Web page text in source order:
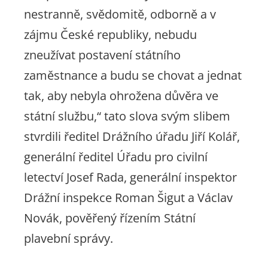
nestranně, svědomitě, odborně a v
zájmu České republiky, nebudu
zneužívat postavení státního
zaměstnance a budu se chovat a jednat
tak, aby nebyla ohrožena důvěra ve
státní službu,“tato slova svým slibem
stvrdili ředitel Drážního úřadu Jiří Kolář,
generální ředitel Úřadu pro civilní
letectví Josef Rada, generální inspektor
Drážní inspekce Roman Šigut a Václav
Novák, pověřený řízením Státní
plavební správy.